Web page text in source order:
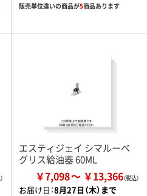
販売単位違いの商品が5商品あります
エスティジェイ シマルーベ
グリス給油器 60ML
￥7,098 ￥13,366
お届け日：8月27日（木）まで